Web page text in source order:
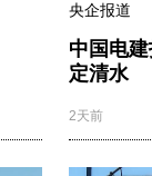
央企报道
中国电
定清水
2天前